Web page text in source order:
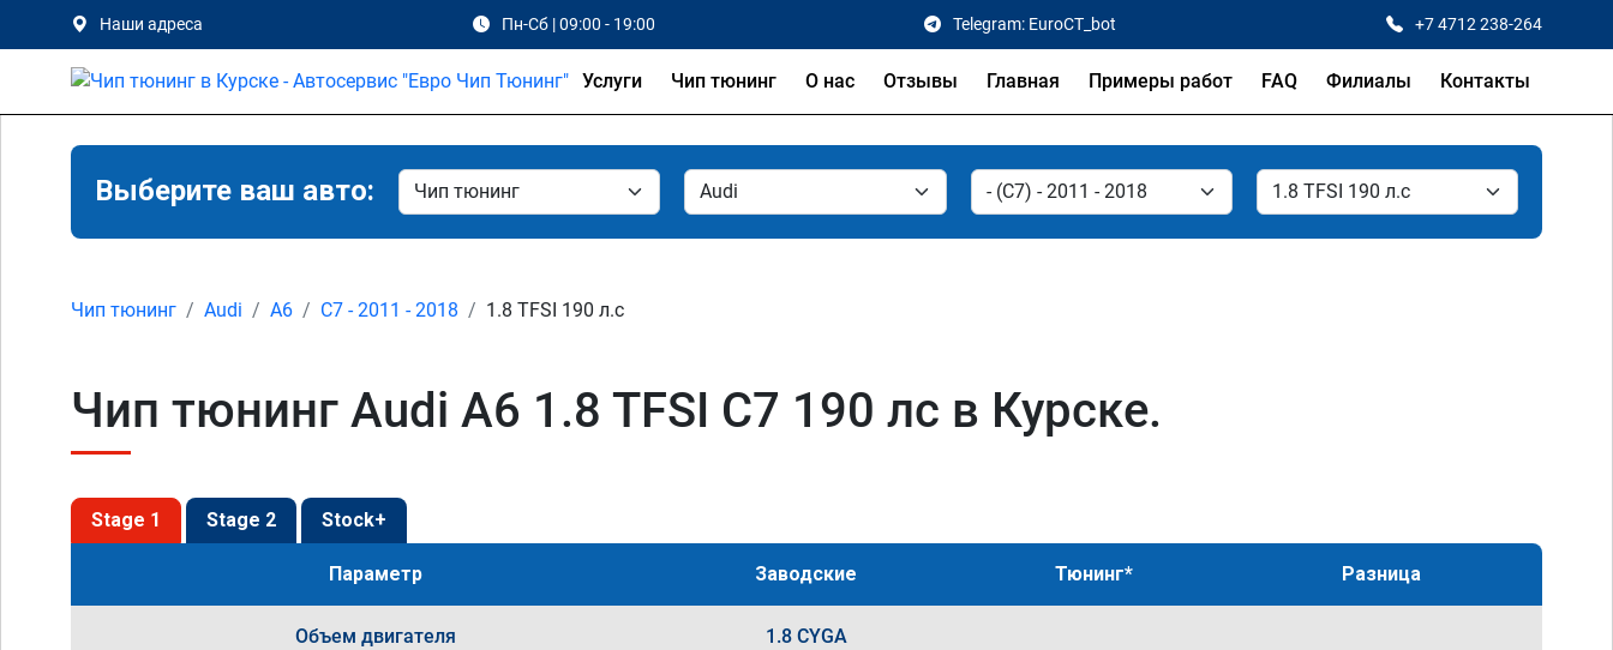
Наши адреса Пн-Сб | 09:00 - 19:00 Telegram: EuroCT_bot +7 4712 238-264
Услуги Чип тюнинг О нас Отзывы Главная Примеры работ FAQ Филиалы Контакты
Выберите ваш авто:
Чип тюнинг Audi A6 C7 - 2011 - 2018 1.8 TFSI 190 л.с
Чип тюнинг Audi A6 1.8 TFSI C7 190 лс в Курске.
Stage 1 Stage 2 Stock+
Параметр Заводские Тюнинг* Разница
Объем двигателя 1.8 CYGA